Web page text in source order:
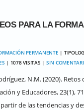
PARA LA
PERMANENTE |
| 1078 VISITAS | SIN
N.M. (2020).
y Educadores, 23(1),
de las tendencias y